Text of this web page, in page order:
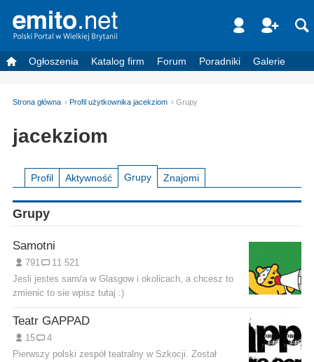
Ogłoszenia Katalog firm Forum Poradniki Galerie
Strona główna Profil użytkownika jacekziom Grupy
jacekziom
Profil Aktywność Grupy Znajomi
Grupy
Samotni
791
11 521
Jesli jestes sam/a w Glasgow i okolicach, a chcesz to
zmienic to sie wpisz tutaj :)
Teatr GAPPAD
15
4
Pierwszy polski zespół teatralny w Szkocji. Został